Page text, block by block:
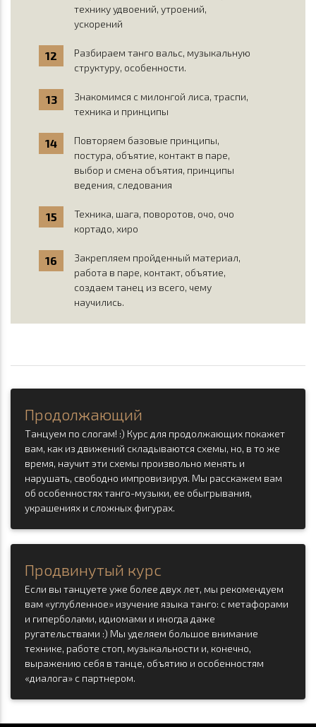
технику удвоений, утроений,
ускорений
Разбираем танго вальс, музыкальную
структуру, особенности.
Знакомимся с милонгой лиса, траспи,
техника и принципы
Повторяем базовые принципы,
постура, объятие, контакт в паре,
выбор и смена объятия, принципы
ведения, следования
Техника, шага, поворотов, очо, очо
кортадо, хиро
Закрепляем пройденный материал,
работа в паре, контакт, объятие,
создаем танец из всего, чему
научились.
Продолжающий
Танцуем по слогам! :) Курс для продолжающих покажет
вам, как из движений складываются схемы, но, в то же
время, научит эти схемы произвольно менять и
нарушать, свободно импровизируя. Мы расскажем вам
об особенностях танго-музыки, ее обыгрывания,
украшениях и сложных фигурах.
Продвинутый курс
Если вы танцуете уже более двух лет, мы рекомендуем
вам «углубленное» изучение языка танго: с метафорами
и гиперболами, идиомами и иногда даже
ругательствами :) Мы уделяем большое внимание
технике, работе стоп, музыкальности и, конечно,
выражению себя в танце, объятию и особенностям
«диалога» с партнером.